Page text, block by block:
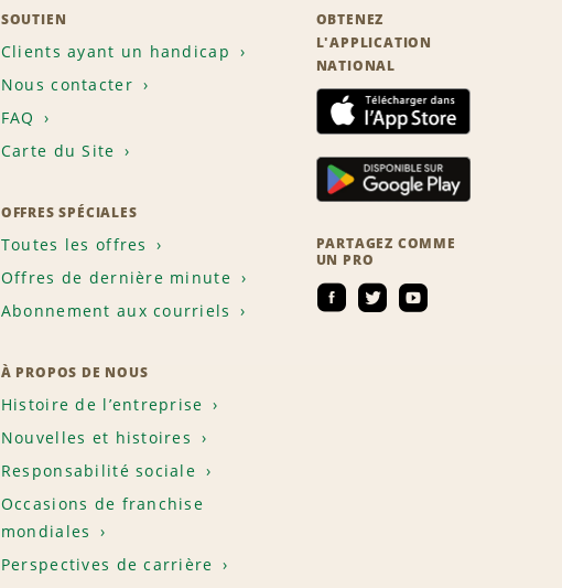
SOUTIEN
Clients ayant un handicap
Nous contacter
FAQ
Carte du Site
OFFRES SPÉCIALES
Toutes les offres
Offres de dernière minute
Abonnement aux courriels
À PROPOS DE NOUS
Histoire de l’entreprise
Nouvelles et histoires
Responsabilité sociale
Occasions de franchise
mondiales
Perspectives de carrière
OBTENEZ
L'APPLICATION
NATIONAL
PARTAGEZ COMME
UN PRO